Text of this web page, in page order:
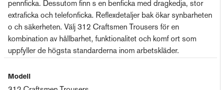
pennficka. Dessutom finn s en benficka med dragkedja, stor
extraficka och telefonficka. Reflexdetaljer bak ökar synbarheten
o ch säkerheten. Välj 312 Craftsmen Trousers för en
kombination av hållbarhet, funktionalitet och komf ort som
uppfyller de högsta standarderna inom arbetskläder.
Modell